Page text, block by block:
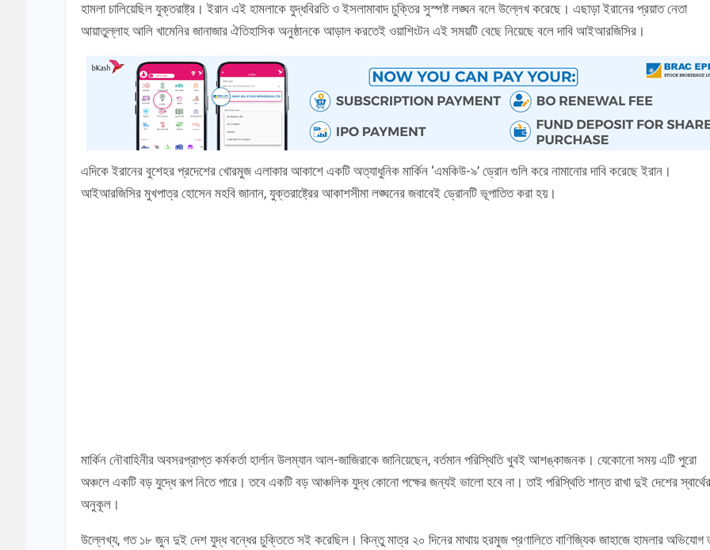
হামলা চালিয়েছিল যুক্তরাষ্ট্র। ইরান এই হামলাকে যুদ্ধবিরতি ও ইসলামাবাদ চুক্তির সুস্পষ্ট লঙ্ঘন বলে উল্লেখ করেছে। এছাড়া ইরানের প্রয়াত নেতা
আয়াতুল্লাহ আলি খামেনির জানাজার ঐতিহাসিক অনুষ্ঠানকে আড়াল করতেই ওয়াশিংটন এই সময়টি বেছে নিয়েছে বলে দাবি আইআরজিসির।
এদিকে ইরানের বুশেহর প্রদেশের খোরমুজ এলাকার আকাশে একটি অত্যাধুনিক মার্কিন ‘এমকিউ-৯’ ড্রোন গুলি করে নামানোর দাবি করেছে ইরান।
আইআরজিসির মুখপাত্র হোসেন মহবি জানান, যুক্তরাষ্ট্রের আকাশসীমা লঙ্ঘনের জবাবেই ড্রোনটি ভূপাতিত করা হয়।
মার্কিন নৌবাহিনীর অবসরপ্রাপ্ত কর্মকর্তা হার্লান উলম্যান আল-জাজিরাকে জানিয়েছেন, বর্তমান পরিস্থিতি খুবই আশঙ্কাজনক। যেকোনো সময় এটি পুরো
অঞ্চলে একটি বড় যুদ্ধে রূপ নিতে পারে। তবে একটি বড় আঞ্চলিক যুদ্ধ কোনো পক্ষের জন্যই ভালো হবে না। তাই পরিস্থিতি শান্ত রাখা দুই দেশের
অনুকূল।
উল্লেখ্য, গত ১৮ জুন দুই দেশ যুদ্ধ বন্ধের চুক্তিতে সই করেছিল। কিন্তু মাত্র ২০ দিনের মাথায় হরমুজ প্রণালিতে বাণিজ্যিক জাহাজে হামলার অভিযোগ